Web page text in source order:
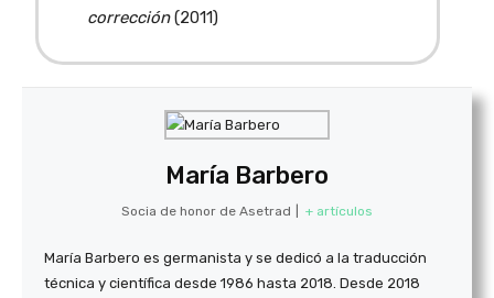
corrección(2011)
María Barbero
Socia de honor de Asetrad + artículos
María Barbero es germanista y se dedicó a la traducción
técnica y científica desde 1986 hasta 2018. Desde 2018